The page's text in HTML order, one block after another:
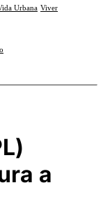
Urbana Viver
a